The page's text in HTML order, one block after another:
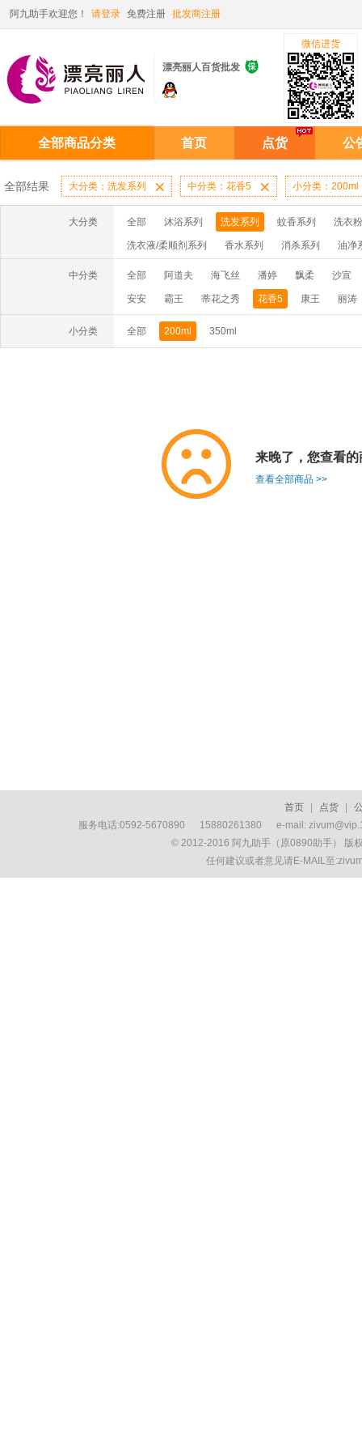
阿九助手欢迎您！ 请登录 免费注册 批发商注册
漂亮丽人百货批发 
微信进货
全部商品分类 首页 点货 公
全部结果 大分类：洗发系列  中分类：花香5  小分类：200ml
大分类 全部 沐浴系列 洗发系列 蚊香系列 洗衣
洗衣液/柔顺剂系列 香水系列 消杀系列 油净
啫喱膏/水系列 厨房油污系列 玻璃/地板/清洁系
牙膏系列 牙刷系列 固发定型系列 染发系列
洗洁精系列 保健品系列 雨伞系列家用帆布洗洁
中分类 全部 阿道夫 海飞丝 潘婷 飘柔 沙宣
安安 霸王 蒂花之秀 花香5 康王 丽涛
小分类 全部 200ml 350ml
来晚了，您查看
查看全部商品 >>
首页 点货
服务电话:0592-5670890 15880261380 e-mail:
© 2012-2016 阿九助手（原0890助手） 版
任何建议或者意见请E-MAIL至